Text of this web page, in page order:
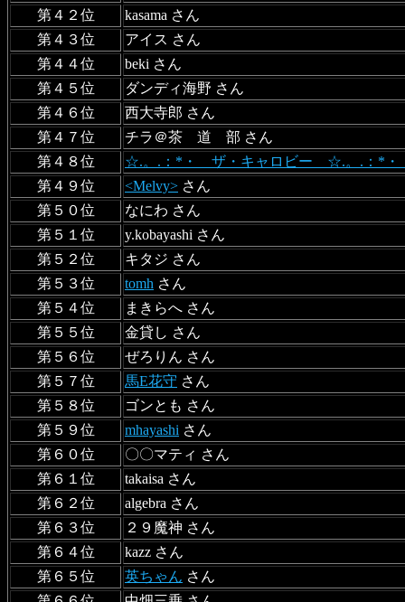
第４２位
kasama さん
第４３位
アイス さん
第４４位
beki さん
第４５位
ダンディ海野 さん
第４６位
西大寺郎 さん
第４７位
チラ＠茶 道 部 さん
第４８位
☆.。.：*・ ザ・キャロビー ☆.。.：*・
第４９位
<Melvy> さん
第５０位
なにわ さん
第５１位
y.kobayashi さん
第５２位
キタジ さん
第５３位
tomh さん
第５４位
まきらへ さん
第５５位
金貸し さん
第５６位
ぜろりん さん
第５７位
馬E花守 さん
第５８位
ゴンとも さん
第５９位
mhayashi さん
第６０位
〇〇マティ さん
第６１位
takaisa さん
第６２位
algebra さん
第６３位
２９魔神 さん
第６４位
kazz さん
第６５位
英ちゃん さん